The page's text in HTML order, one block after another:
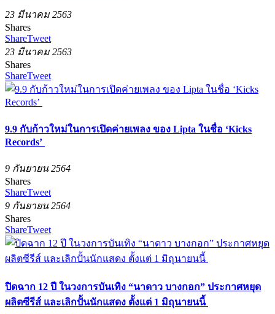
23 มีนาคม 2563
Shares
ShareTweet
23 มีนาคม 2563
Shares
ShareTweet
9.9 กับก้าวใหม่ในการเปิดค่ายเพลง ของ Lipta ในชื่อ ‘Kicks
Records’
9 กันยายน 2564
Shares
ShareTweet
9 กันยายน 2564
Shares
ShareTweet
ปิดฉาก 12 ปี ในวงการบันเทิง “นาดาว บางกอก” ประกาศหยุด
ผลิตซีรีส์ และเลิกปั้นนักแสดง ตั้งแต่ 1 มิถุนายนนี้